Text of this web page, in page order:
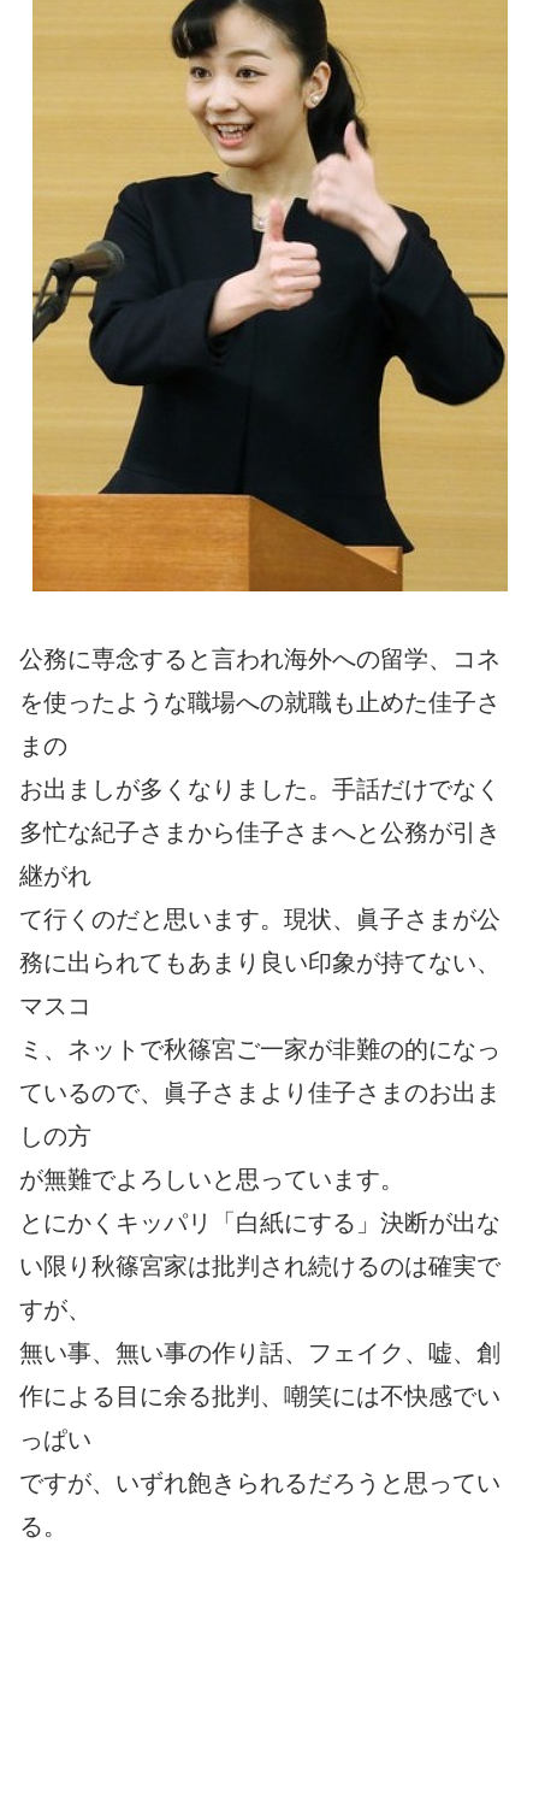
公務に専念すると言われ海外への留学、コネ
を使ったような職場への就職も止めた佳子さ
まの
お出ましが多くなりました。手話だけでなく
多忙な紀子さまから佳子さまへと公務が引き
継がれ
て行くのだと思います。現状、眞子さまが公
務に出られてもあまり良い印象が持てない、
マスコ
ミ、ネットで秋篠宮ご一家が非難の的になっ
ているので、眞子さまより佳子さまのお出ま
しの方
が無難でよろしいと思っています。
とにかくキッパリ「白紙にする」決断が出な
い限り秋篠宮家は批判され続けるのは確実で
すが、
無い事、無い事の作り話、フェイク、嘘、創
作による目に余る批判、嘲笑には不快感でい
っぱい
ですが、いずれ飽きられるだろうと思ってい
る。